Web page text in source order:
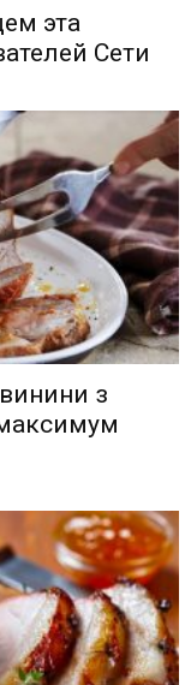
эта
Сети
з